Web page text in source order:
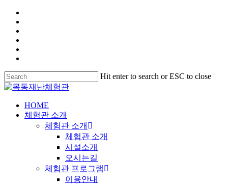
Hit enter to search or ESC to close
HOME
체험관 소개
체험관 소개
체험관 소개
시설소개
오시는길
체험관 프로그램
이용안내